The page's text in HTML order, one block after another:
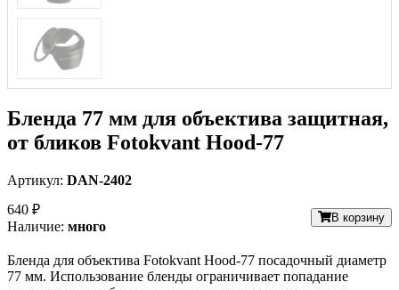
Бленда 77 мм для объектива защитная,
от бликов Fotokvant Hood-77
Артикул: DAN-2402
640 ₽
Наличие: много
В корзину
Бленда для объектива Fotokvant Hood-77 посадочный диаметр
77 мм. Использование бленды ограничивает попадание